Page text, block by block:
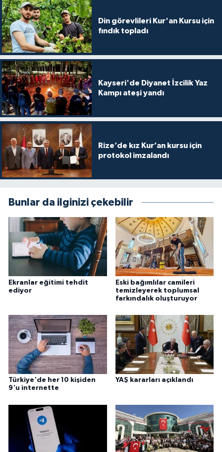
Din görevlileri Kur'an Kursu için
fındık topladı
Kayseri'de Diyanet İzcilik Yaz
Kampı ateşi yandı
Rize’de kız Kur’an kursu için
protokol imzalandı
Bunlar da ilginizi çekebilir
Ekranlar eğitimi tehdit
ediyor
Eski bağımlılar camileri
temizleyerek toplumsal
farkındalık oluşturuyor
Türkiye'de her 10 kişiden
9'u internette
YAŞ kararları açıklandı
Diyarbakır Müftülüğü
Düzce Müftülüğü
Edirne Müftülüğü
Elazığ Müftülüğü
Erzincan Müftülüğü
Erzurum Müftülüğü
Eskişehir Müftülüğü
Gümüşhane Müftülüğü
Hakkari Müftülüğü
Hatay Müftülüğü
Iğdır Müftülüğü
Isparta Müftülüğü
İstanbul Müftülüğü
İzmir Müftülüğü
Kahramanmaraş Müftülüğü
Karabük Müftülüğü
İhtida Haberleri
YAŞAM